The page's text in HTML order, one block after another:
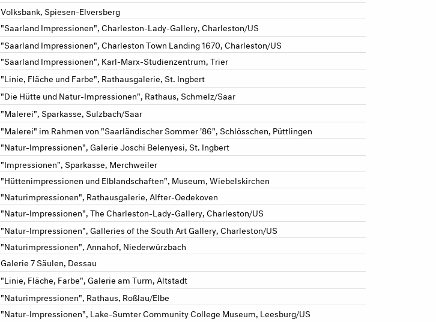
Volksbank, Spiesen-Elversberg
"Saarland Impressionen", Charleston-Lady-Gallery, Charleston/US
"Saarland Impressionen", Charleston Town Landing 1670, Charleston/US
"Saarland Impressionen", Karl-Marx-Studienzentrum, Trier
"Linie, Fläche und Farbe", Rathausgalerie, St. Ingbert
"Die Hütte und Natur-Impressionen", Rathaus, Schmelz/Saar
"Malerei", Sparkasse, Sulzbach/Saar
"Malerei" im Rahmen von "Saarländischer Sommer '86", Schlösschen, Püttlingen
"Natur-Impressionen", Galerie Joschi Belenyesi, St. Ingbert
"Impressionen", Sparkasse, Merchweiler
"Hüttenimpressionen und Elblandschaften", Museum, Wiebelskirchen
"Naturimpressionen", Rathausgalerie, Alfter-Oedekoven
"Natur-Impressionen", The Charleston-Lady-Gallery, Charleston/US
"Natur-Impressionen", Galleries of the South Art Gallery, Charleston/US
"Naturimpressionen", Annahof, Niederwürzbach
Galerie 7 Säulen, Dessau
"Linie, Fläche, Farbe", Galerie am Turm, Altstadt
"Naturimpressionen", Rathaus, Roßlau/Elbe
"Natur-Impressionen", Lake-Sumter Community College Museum, Leesburg/US